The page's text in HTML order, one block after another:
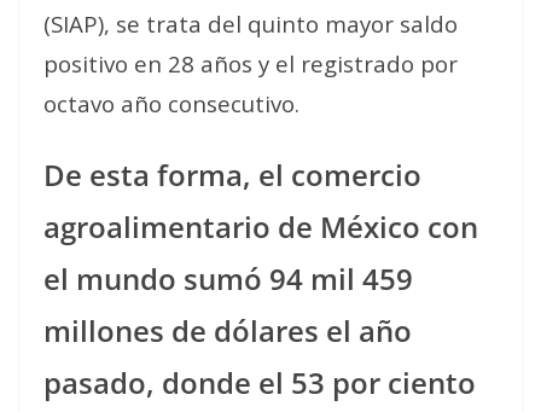
(SIAP), se trata del quinto mayor saldo
positivo en 28 años y el registrado por
octavo año consecutivo.
De esta forma, el comercio
agroalimentario de México con
el mundo sumó 94 mil 459
millones de dólares el año
pasado, donde el 53 por ciento